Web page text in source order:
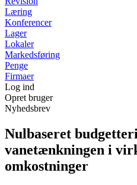
Læring
Konferencer
Lager
Lokaler
Markedsføring
Penge
Firmaer
Log ind
Opret bruger
Nyhedsbrev
Nulbaseret
vanetænkningen i
omkostninger